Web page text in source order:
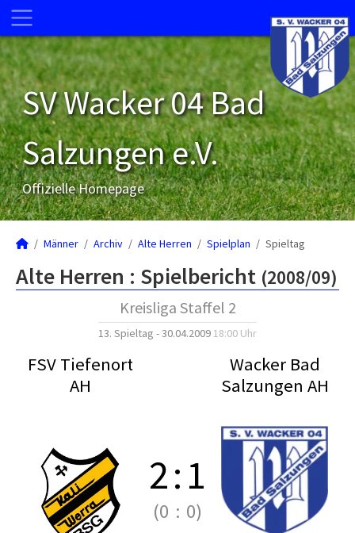
SV Wacker 04 Bad
Salzungen e.V.
Offizielle Homepage
Männer Archiv Alte Herren Spielplan Spieltag
Alte Herren : Spielbericht (2008/09)
Kreisliga Staffel 2
13. Spieltag - 30.04.2009 18:00 Uhr
FSV Tiefenort
AH
Wacker Bad
Salzungen AH
2:1
(0 : 0)